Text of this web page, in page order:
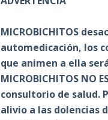
MICROBICHITOS
automedicación, los
que animen a ella
MICROBICHITOS NO
consultorio de salud.
alivio a las dolencias